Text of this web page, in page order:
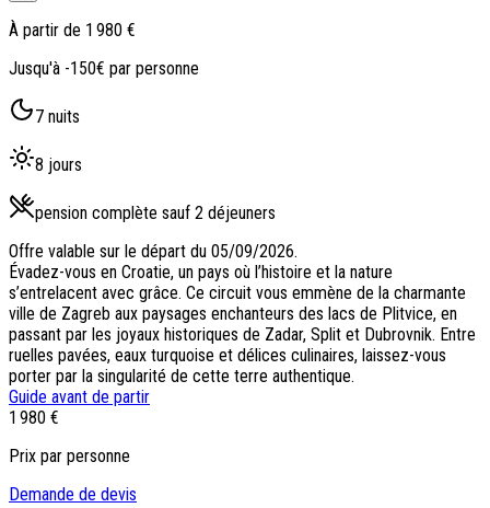
À partir de 1 980 €
Jusqu'à -150€ par personne
7 nuits
8 jours
pension complète sauf 2 déjeuners
Offre valable sur le départ du 05/09/2026.
Évadez-vous en Croatie, un pays où l’histoire et la nature
s’entrelacent avec grâce. Ce circuit vous emmène de la charmante
ville de Zagreb aux paysages enchanteurs des lacs de Plitvice, en
passant par les joyaux historiques de Zadar, Split et Dubrovnik. Entre
ruelles pavées, eaux turquoise et délices culinaires, laissez-vous
porter par la singularité de cette terre authentique.
Guide avant de partir
1 980 €
Prix par personne
Demande de devis